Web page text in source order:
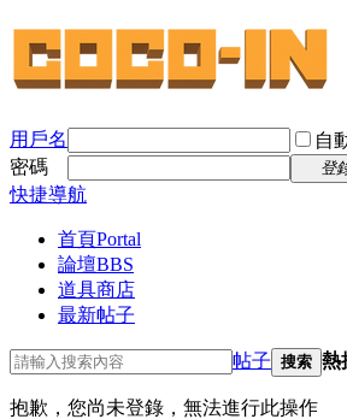
用戶名 自
密碼
登
快捷導航
首頁Portal
論壇BBS
道具商店
最新帖子
帖子 搜索 熱
抱歉，您尚未登錄，無法進行此操作